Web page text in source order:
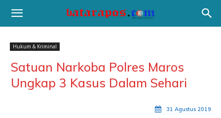
Hukum & Kriminal
Satuan Narkoba Polres Maros
Ungkap 3 Kasus Dalam Sehari
31 Agustus 2019